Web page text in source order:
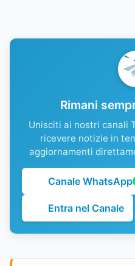
Rimani
Unisciti ai nostri canali
ricevere notizie in
aggiornamenti
Canale WhatsApp
Entra nel Canale